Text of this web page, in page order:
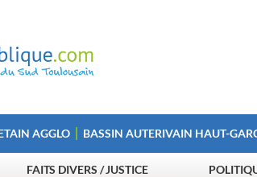
AGGLO BASSIN AUTERIVAIN HAUT-
FAITS DIVERS / JUSTICE